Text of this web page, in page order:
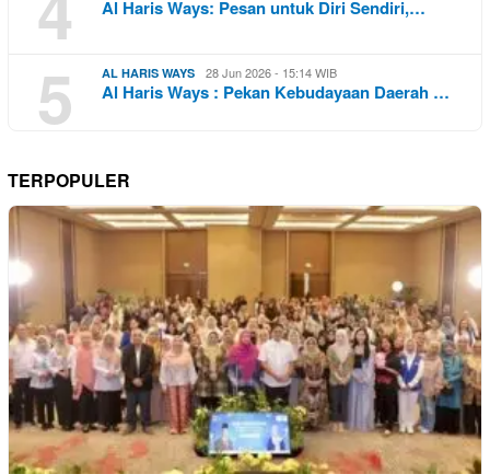
Al Haris Ways: Pesan untuk Diri Sendiri,…
5 AL HARIS WAYS 28 Jun 2026 - 15:14 WIB
Al Haris Ways : Pekan Kebudayaan Daerah …
TERPOPULER